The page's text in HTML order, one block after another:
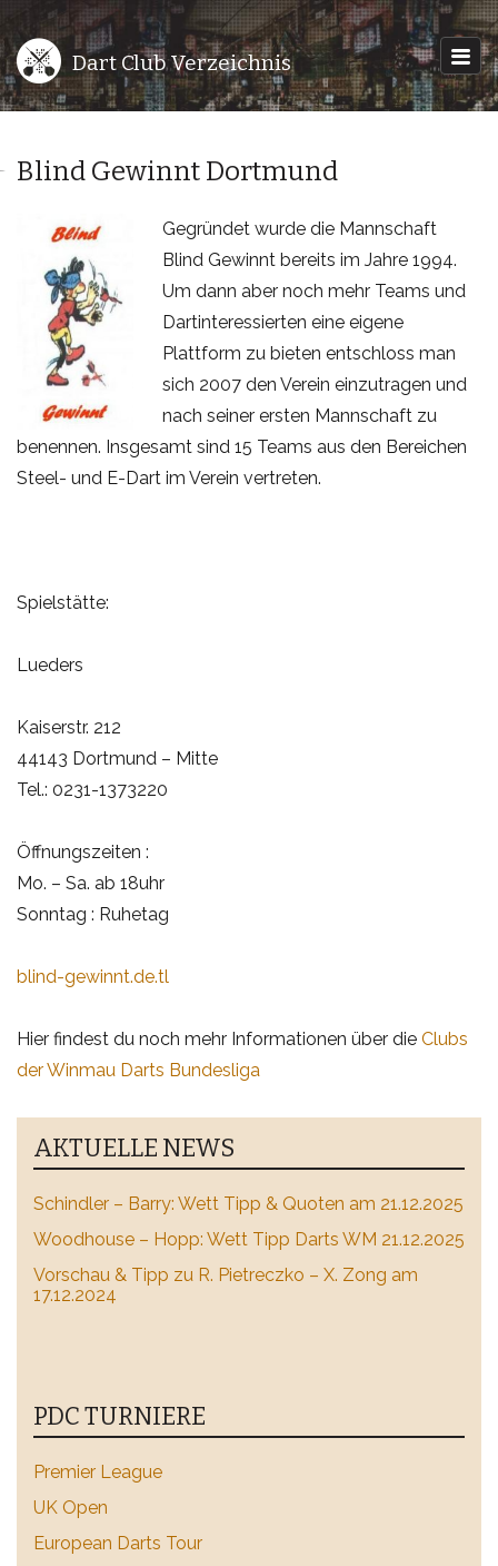
Dart Club Verzeichnis
Blind Gewinnt Dortmund
Gegründet wurde die Mannschaft
Blind Gewinnt bereits im Jahre 1994.
Um dann aber noch mehr Teams und
Dartinteressierten eine eigene
Plattform zu bieten entschloss man
sich 2007 den Verein einzutragen und
nach seiner ersten Mannschaft zu
benennen. Insgesamt sind 15 Teams aus den Bereichen
Steel- und E-Dart im Verein vertreten.
Spielstätte:
Lueders
Kaiserstr. 212
44143 Dortmund – Mitte
Tel.: 0231-1373220
Öffnungszeiten :
Mo. – Sa. ab 18uhr
Sonntag : Ruhetag
blind-gewinnt.de.tl
Hier findest du noch mehr Informationen über die Clubs
der Winmau Darts Bundesliga
AKTUELLE NEWS
Schindler – Barry: Wett Tipp & Quoten am 21.12.2025
Woodhouse – Hopp: Wett Tipp Darts WM 21.12.2025
Vorschau & Tipp zu R. Pietreczko – X. Zong am
17.12.2024
PDC TURNIERE
Premier League
UK Open
European Darts Tour